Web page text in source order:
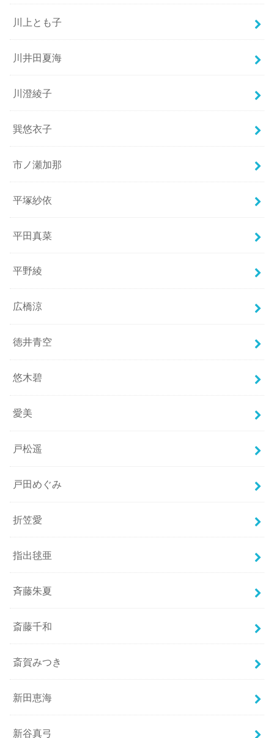
川上とも子
川井田夏海
川澄綾子
巽悠衣子
市ノ瀬加那
平塚紗依
平田真菜
平野綾
広橋涼
徳井青空
悠木碧
愛美
戸松遥
戸田めぐみ
折笠愛
指出毬亜
斉藤朱夏
斎藤千和
斎賀みつき
新田恵海
新谷真弓